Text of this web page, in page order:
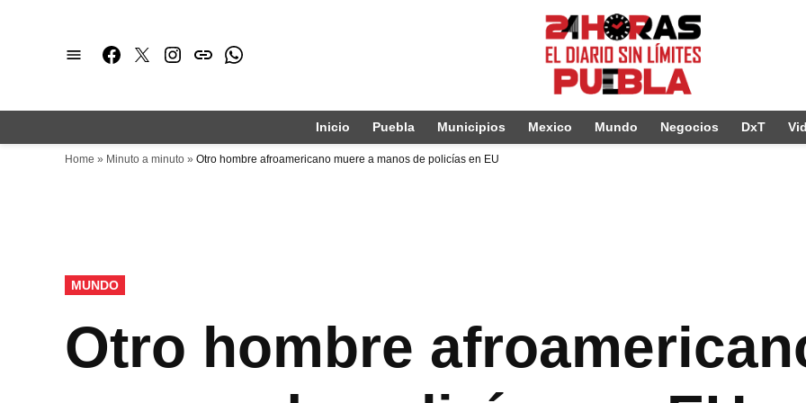
Facebook
TwitterInstagram
issuuWhatsapp
Inicio Puebla Municipios Mexico Mundo Negocios DxT
Home » Minuto a minuto » Otro hombre afroamericano muere a manos de policías en EU
PUBLICADO
EN
MUNDO
Otro hombre